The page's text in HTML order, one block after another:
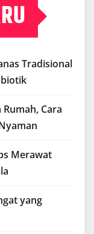
Tradisional
Cara
Merawat
yang